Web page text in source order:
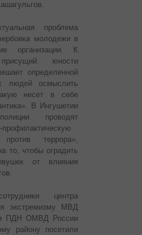
проблема
молодежи в
организации. К
юности
определенной
людей осмыслить
несет в себе
В Ингушетии
проводят
террора»,
то, чтобы оградить
от влияния
центра
экстремизму МВД
ПДН ОМВД России
району посетили